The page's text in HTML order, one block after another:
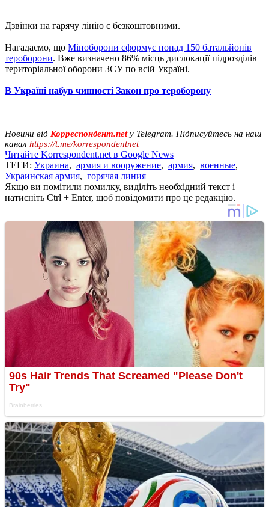
Дзвінки на гарячу лінію є безкоштовними.
Нагадаємо, що Міноборони сформує понад 150 батальйонів
тероборони. Вже визначено 86% місць дислокації підрозділів
територіальної оборони ЗСУ по всій Україні.
В Україні набув чинності Закон про тероборону
Новини від Корреспондент.netу Telegram. Підписуйтесь на наш
канал https://t.me/korrespondentnet
Читайте Korrespondent.net в Google News
ТЕГИ: Украина, армия и вооружение, армия, военные,
Украинская армия, горячая линия
Якщо ви помітили помилку, виділіть необхідний текст і
натисніть Ctrl + Enter, щоб повідомити про це редакцію.